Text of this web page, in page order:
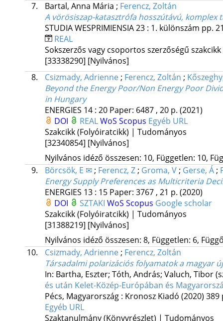
7.
Bartal, Anna Mária ; Ferencz, Zoltán
A vörösiszap-katasztrófa hosszútávú, komplex
STUDIA WESPRIMIENSIA23: 1. különszám pp.
REAL
Sokszerzős vagy csoportos szerzőségű
[33338290] [Nyilvános]
8.
Csizmady, Adrienne; Ferencz, Zoltán ;
Beyond the Energy Poor/Non Energy Poor
in Hungary
ENERGIES 14: 20 Paper: 6487 , 20 p. (2021)
DOI
REALWoS Scopus Egyéb URL
Szakcikk (Folyóiratcikk) | Tudományos
[32340854] [Nyilvános]
Nyilvános idéző összesen: 10, Független: 10,
9.
Börcsök, E ✉; Ferencz, Z; Groma, V; Gerse, Á;
Energy Supply Preferences as Multicriteria
ENERGIES 13: 15 Paper: 3767 , 21 p. (2020)
DOI
SZTAKI WoS Scopus Google scholar
Szakcikk (Folyóiratcikk) | Tudományos
[31388219] [Nyilvános]
Nyilvános idéző összesen: 8, Független: 6,
10.
Csizmady, Adrienne; Ferencz, Zoltán
Társadalmi polarizációs folyamatok a magyar
In: Bartha, Eszter; Tóth, András; Valuch, Tibor
és után Kelet-Közép-Európában és
Pécs, Magyarország : Kronosz Kiadó (2020) 389
Egyéb URL
Szaktanulmány (Könyvrészlet) | Tudományos